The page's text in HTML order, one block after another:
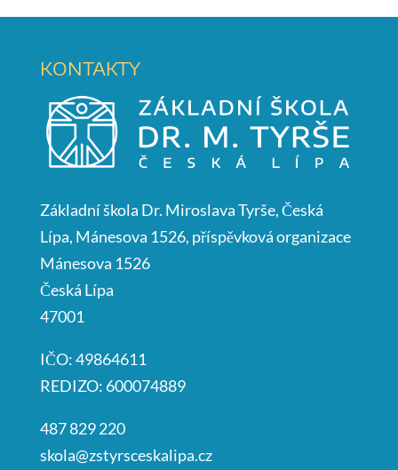
KONTAKTY
Základní škola Dr. Miroslava Tyrše, Česká
Lípa, Mánesova 1526, příspěvková organizace
Mánesova 1526
Česká Lípa
47001
IČO: 49864611
REDIZO: 600074889
487 829 220
skola@zstyrsceskalipa.cz